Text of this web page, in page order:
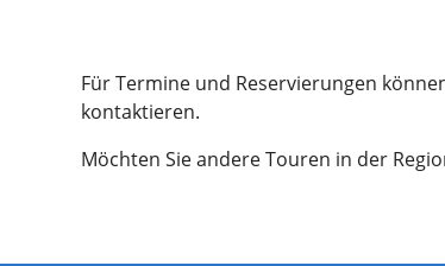
Für Termine und Reservierungen
kontaktieren.
Möchten Sie andere Touren in der